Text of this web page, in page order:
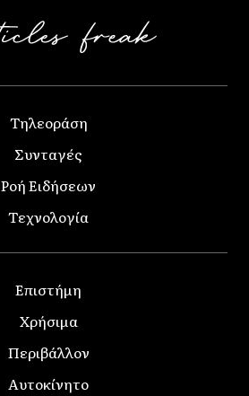
Τηλεοράση
Συνταγές
Ροή Ειδήσεων
Τεχνολογία
Επιστήμη
Χρήσιμα
Περιβάλλον
Αυτοκίνητο